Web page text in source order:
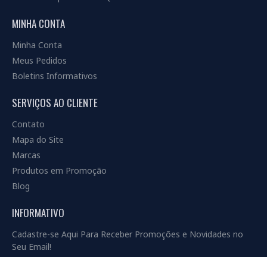
MINHA CONTA
Minha Conta
Meus Pedidos
Boletins Informativos
SERVIÇOS AO CLIENTE
Contato
Mapa do Site
Marcas
Produtos em Promoção
Blog
INFORMATIVO
Cadastre-se Aqui Para Receber Promoções e Novidades no
Seu Email!